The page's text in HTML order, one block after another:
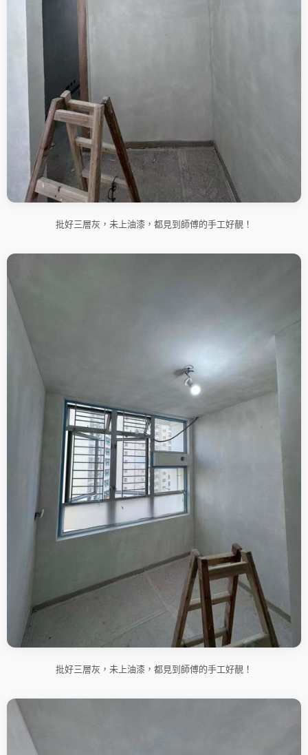
批好三層灰，未上油漆，都見到師傅的手工好靚！
批好三層灰，未上油漆，都見到師傅的手工好靚！